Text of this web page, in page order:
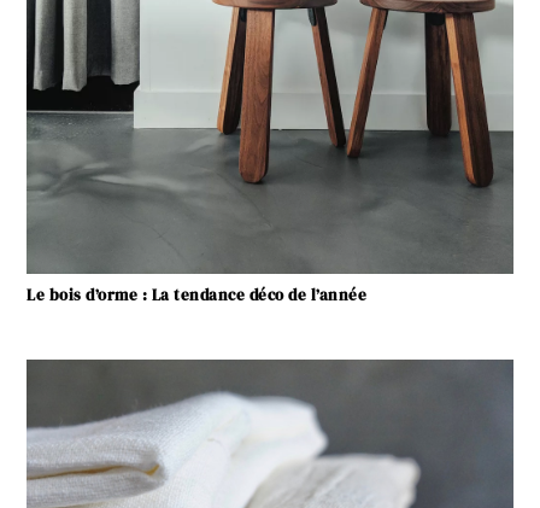
Le bois d’orme : La tendance déco de l’année